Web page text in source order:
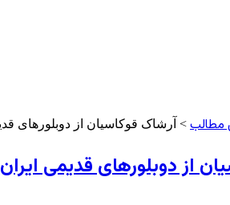
مطالب > آرشاک قوکاسیان از دوبلورهای
از دوبلورهای قدیمی